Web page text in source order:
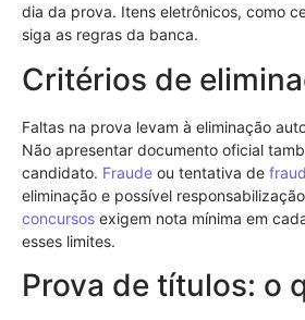
dia da prova. Itens eletrônicos, como
siga as regras da banca.
Critérios de
Faltas na prova levam à eliminação
Não apresentar documento oficial
candidato. Fraude ou tentativa de
eliminação e possível
concursos exigem nota mínima em
esses limites.
Prova de títulos: o